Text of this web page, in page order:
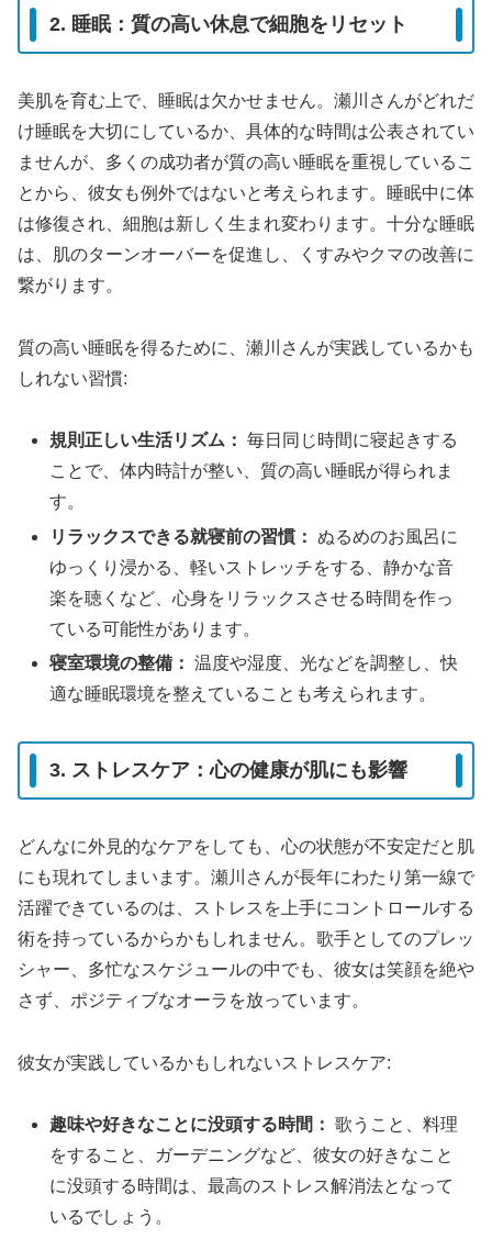
2. 睡眠：質の高い休息で細胞をリセット
美肌を育む上で、睡眠は欠かせません。瀬川さんがどれだ
け睡眠を大切にしているか、具体的な時間は公表されてい
ませんが、多くの成功者が質の高い睡眠を重視しているこ
とから、彼女も例外ではないと考えられます。睡眠中に体
は修復され、細胞は新しく生まれ変わります。十分な睡眠
は、肌のターンオーバーを促進し、くすみやクマの改善に
繋がります。
質の高い睡眠を得るために、瀬川さんが実践しているかも
しれない習慣:
規則正しい生活リズム： 毎日同じ時間に寝起きする
ことで、体内時計が整い、質の高い睡眠が得られま
す。
リラックスできる就寝前の習慣： ぬるめのお風呂に
ゆっくり浸かる、軽いストレッチをする、静かな音
楽を聴くなど、心身をリラックスさせる時間を作っ
ている可能性があります。
寝室環境の整備： 温度や湿度、光などを調整し、快
適な睡眠環境を整えていることも考えられます。
3. ストレスケア：心の健康が肌にも影響
どんなに外見的なケアをしても、心の状態が不安定だと肌
にも現れてしまいます。瀬川さんが長年にわたり第一線で
活躍できているのは、ストレスを上手にコントロールする
術を持っているからかもしれません。歌手としてのプレッ
シャー、多忙なスケジュールの中でも、彼女は笑顔を絶や
さず、ポジティブなオーラを放っています。
彼女が実践しているかもしれないストレスケア:
趣味や好きなことに没頭する時間： 歌うこと、料理
をすること、ガーデニングなど、彼女の好きなこと
に没頭する時間は、最高のストレス解消法となって
いるでしょう。